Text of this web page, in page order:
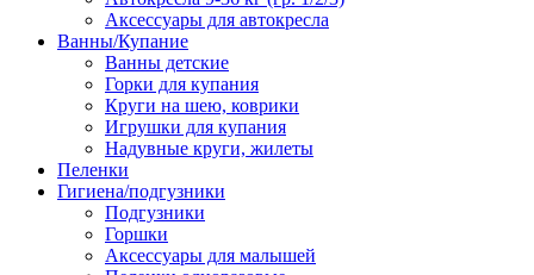
Аксессуары для автокресла
Ванны/Купание
Ванны детские
Горки для купания
Круги на шею, коврики
Игрушки для купания
Надувные круги, жилеты
Пеленки
Гигиена/подгузники
Подгузники
Горшки
Аксессуары для малышей